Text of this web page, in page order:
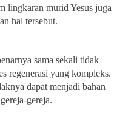
lingkaran murid Yesus juga
hal tersebut.
sama sekali tidak
regenerasi yang kompleks.
dapat menjadi bahan
gereja.